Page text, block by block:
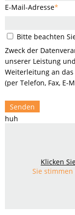
E-Mail-Adresse*
Bitte beachten
Zweck der
unserer Leistung
Weiterleitung an
(per Telefon, Fax, E-
Senden
huh
Klicken
Sie